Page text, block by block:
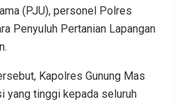
(PJU), personel Polres
Penyuluh Pertanian Lapangan
Kapolres Gunung Mas
yang tinggi kepada seluruh